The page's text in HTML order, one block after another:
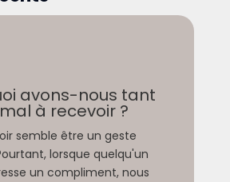
avons-nous tant
à recevoir ?
semble être un geste
lorsque quelqu'un
un compliment, nous